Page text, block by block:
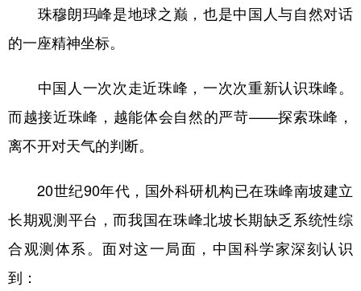
珠穆朗玛峰是地球之巅，也是中国人与自然对话
的一座精神坐标。
中国人一次次走近珠峰，一次次重新认识珠峰。
而越接近珠峰，越能体会自然的严苛——探索珠峰，
离不开对天气的判断。
20世纪90年代，国外科研机构已在珠峰南坡建立
长期观测平台，而我国在珠峰北坡长期缺乏系统性综
合观测体系。面对这一局面，中国科学家深刻认识
到：